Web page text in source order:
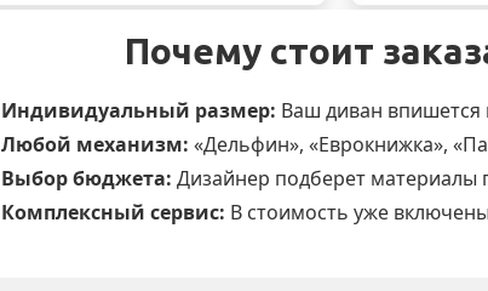
Почему стоит
Индивидуальный размер: Ваш диван
Любой механизм: «Дельфин», «Еврокнижка»,
Выбор бюджета: Дизайнер подберет материалы
Комплексный сервис: В стоимость уже